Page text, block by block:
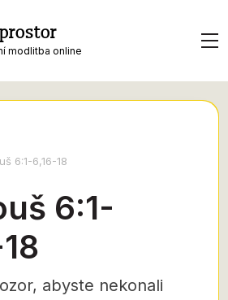
modlitba online
6:1-6,16-18
6:1-
abyste nekonali